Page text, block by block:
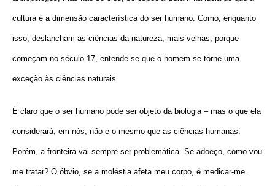
cultura é a dimensão característica do ser humano. Como, enquanto
isso, deslancham as ciências da natureza, mais velhas, porque
começam no século 17, entende-se que o homem se torne uma
exceção às ciências naturais.
É claro que o ser humano pode ser objeto da biologia – mas o que ela
considerará, em nós, não é o mesmo que as ciências humanas.
Porém, a fronteira vai sempre ser problemática. Se adoeço, como vou
me tratar? O óbvio, se a moléstia afeta meu corpo, é medicar-me.